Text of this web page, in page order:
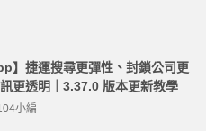
】捷運搜尋更彈性、封鎖公司更
更透明｜3.37.0 版本更新教學
小編